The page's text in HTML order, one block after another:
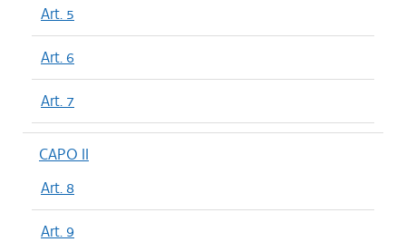
Art. 5
Art. 6
Art. 7
CAPO II
Art. 8
Art. 9